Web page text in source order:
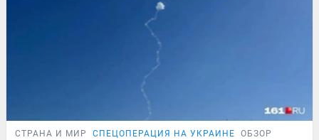
СТРАНА И МИР СПЕЦОПЕРАЦИЯ НА УКРАИНЕ ОБЗОР